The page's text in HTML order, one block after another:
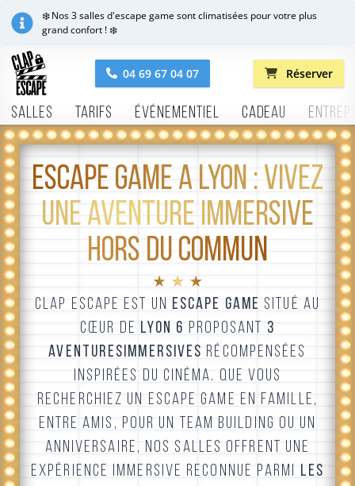
❄️ Nos 3 salles d'escape game sont climatisées pour votre plus
grand confort ! ❄️
04 69 67 04 07 Réserver
Salles Tarifs Événementiel Cadeau
ESCAPE GAME À LYON : VIVEZ
UNE AVENTURE IMMERSIVE
HORS DU COMMUN
★ ★ ★
CLAP ESCAPE EST UN ESCAPE GAME SITUÉ AU
CŒUR DE LYON 6 PROPOSANT 3
AVENTURESIMMERSIVES RÉCOMPENSÉES
INSPIRÉES DU CINÉMA. QUE VOUS
RECHERCHIEZ UN ESCAPE GAME EN FAMILLE,
ENTRE AMIS, POUR UN TEAM BUILDING OU UN
ANNIVERSAIRE, NOS SALLES OFFRENT UNE
EXPÉRIENCE IMMERSIVE RECONNUE PARMI LES